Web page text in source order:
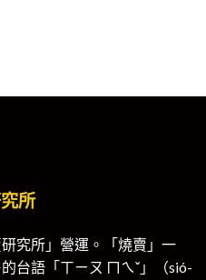
所
究所」營運。「燒賣」一
台語「ㄒㄧㄡ ㄇㄟˇ」（sió-